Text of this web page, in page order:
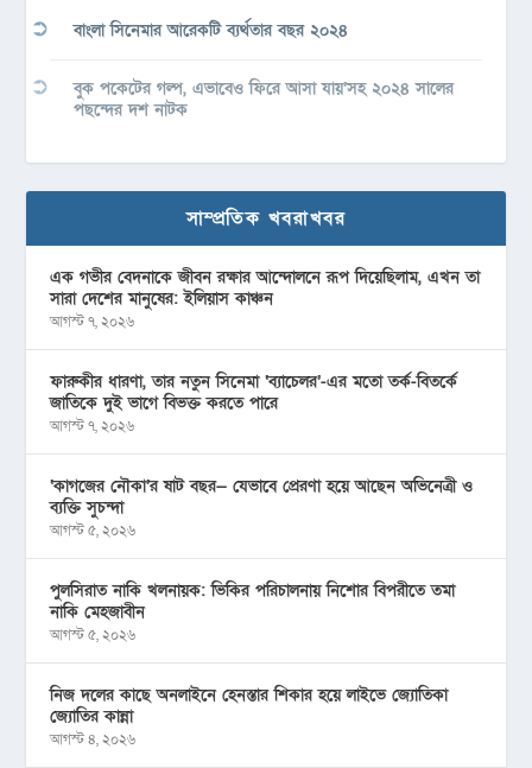
বাংলা সিনেমার আরেকটি ব্যর্থতার বছর ২০২৪
বুক পকেটের গল্প, এভাবেও ফিরে আসা যায়’সহ ২০২৪ সালের
পছন্দের দশ নাটক
সাম্প্রতিক খবরাখবর
এক গভীর বেদনাকে জীবন রক্ষার আন্দোলনে রূপ দিয়েছিলাম, এখন তা
সারা দেশের মানুষের: ইলিয়াস কাঞ্চন
আগস্ট ৭, ২০২৬
ফারুকীর ধারণা, তার নতুন সিনেমা ‘ব্যাচেলর’-এর মতো তর্ক-বিতর্কে
জাতিকে দুই ভাগে বিভক্ত করতে পারে
আগস্ট ৭, ২০২৬
‘কাগজের নৌকা’র ষাট বছর— যেভাবে প্রেরণা হয়ে আছেন অভিনেত্রী ও
ব্যক্তি সুচন্দা
আগস্ট ৫, ২০২৬
পুলসিরাত নাকি খলনায়ক: ভিকির পরিচালনায় নিশোর বিপরীতে তমা
নাকি মেহজাবীন
আগস্ট ৫, ২০২৬
নিজ দলের কাছে অনলাইনে হেনস্তার শিকার হয়ে লাইভে জ্যোতিকা
জ্যোতির কান্না
আগস্ট ৪, ২০২৬